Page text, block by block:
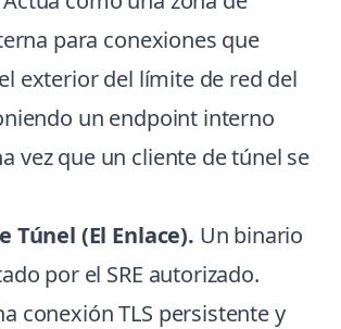
para conexiones que
exterior del límite de red del
un endpoint interno
vez que un cliente de túnel se
Túnel (El Enlace). Un binario
por el SRE autorizado.
conexión TLS persistente y